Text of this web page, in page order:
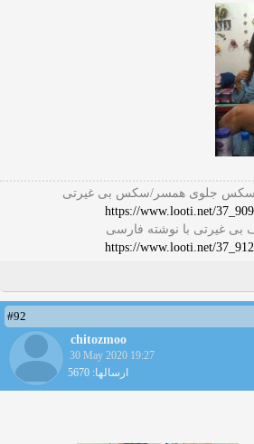
سکس جلوی همسر/سکس بی غیرتی
https://www.looti.net/
بی غیرتی با نوشته فارسی
https://www.looti.net/
#92
chitozmoo
30 May 2020 19:27
ارسالها: 5670